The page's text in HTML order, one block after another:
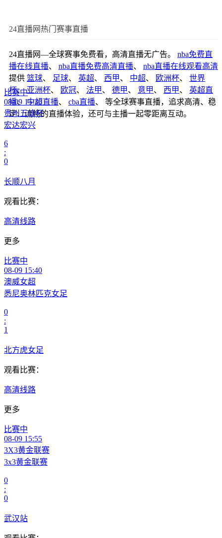
24直播网热门赛事直播
24直播网—全球赛事免费看，高清直播无广告。 nba免费直
播在线直播、 nba直播免费高清直播、 nba直播在线观看高清
提供 篮球、 足球、 英超、 西甲、 中超、 欧洲杯、 世界
杯、亚洲杯、 欧冠、 法甲、 德甲、 意甲、 西甲、 英超直
播、中超直播、 cba直播、 等全球赛事直播，追求高清、稳
定、流畅的直播体验，还可与主播一起零距离互动。
比赛中
08-09 15:30
贵州五峰杯
宏达宏兴
6
:
0
长顺八月
观看比赛：
高清线路
更多
比赛中
08-09 15:40
澳威女超
悉尼奥林匹克女足
0
:
1
北方虎女足
观看比赛：
高清线路
更多
比赛中
08-09 15:55
3X3黄金联赛
3x3黄金联赛
0
:
0
武汉站